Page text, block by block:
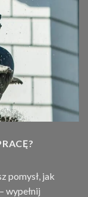
pomysł, jak
wypełnij